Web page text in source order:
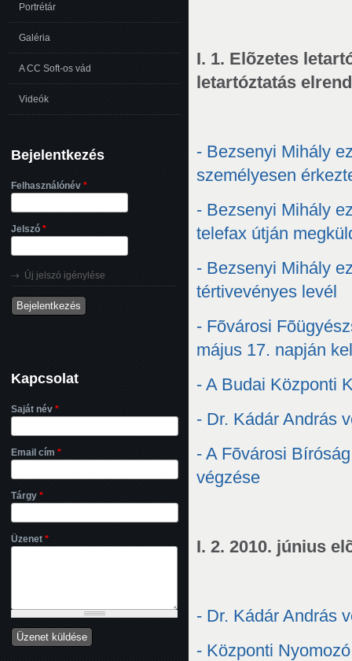
I. 1. Elõzetes
letartóztatás
- Bezsenyi Mihály
személyesen
- Bezsenyi Mihály
telefax útján
- Bezsenyi Mihály
tértivevényes levél
- Fõvárosi
május 17. napján
- A Budai Központi
- Dr. Kádár András
- A Fõvárosi
végzése
I. 2. 2010. június
- Dr. Kádár András
- Központi
Portrétár
Galéria
A CC Soft-os vád
Videók
Bejelentkezés
Felhasználónév *
Jelszó *
Új jelszó igénylése
Kapcsolat
Saját név *
Email cím *
Tárgy *
Üzenet *